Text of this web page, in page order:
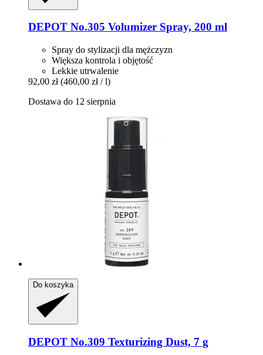
DEPOT No.305 Volumizer Spray, 200 ml
Spray do stylizacji dla mężczyzn
Większa kontrola i objętość
Lekkie utrwalenie
92,00 zł (460,00 zł / l)
Dostawa do 12 sierpnia
Do koszyka
DEPOT No.309 Texturizing Dust, 7 g